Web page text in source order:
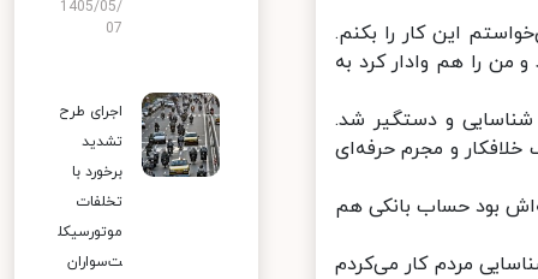
این کار را بکنم.
را هم وادار کرد به
و دستگیر شد.
و مجرم حرفه‌ای
بود حساب بانکی هم
مردم کار می‌کردم
1405/05/
07
اجرای طرح
تشدید
برخورد با
تخلفات
موتورسیکل
ت‌سواران